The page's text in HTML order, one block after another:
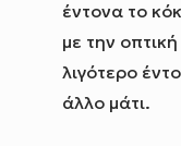
έντονα το
με την
λιγότερο
άλλο μάτι.